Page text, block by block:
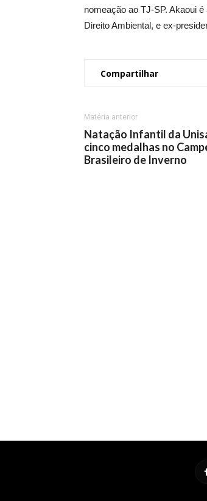
nomeação ao TJ-SP. Akaoui
Direito Ambiental, e ex-
Compartilhar
Matéria anterior
Natação Infantil da
cinco medalhas no
Brasileiro de Inverno